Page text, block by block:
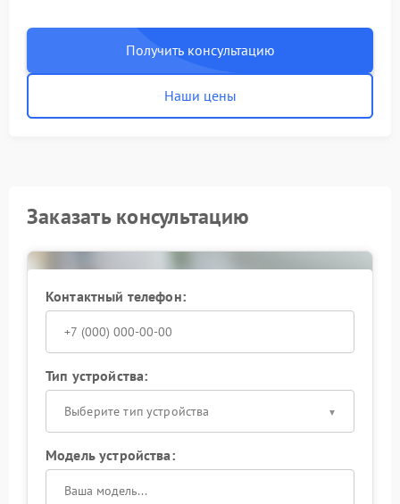
Получить консультацию
Наши цены
Заказать консультацию
Контактный телефон:
Тип устройства:
Выберите тип устройства
Модель устройства: